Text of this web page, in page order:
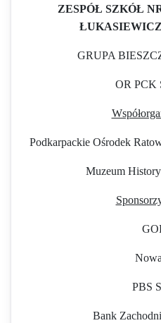
ZESPÓŁ SZKÓŁ
GRUPA
OR PCK
Podkarpackie Ośrodek
Muzeum
PBS
Bank